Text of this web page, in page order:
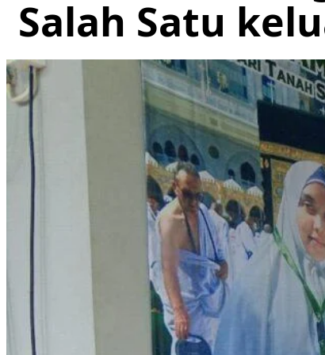
Salah Satu